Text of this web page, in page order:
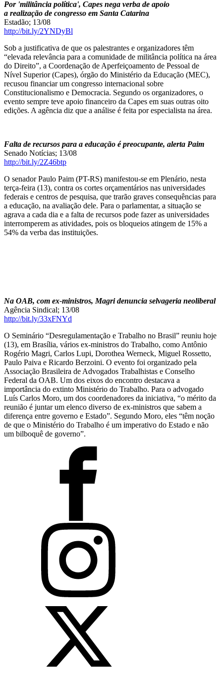
Por 'militância política', Capes nega verba de apoio
a realização de congresso em Santa Catarina
Estadão; 13/08
http://bit.ly/2YNDyBl
Sob a justificativa de que os palestrantes e organizadores têm
“elevada relevância para a comunidade de militância política na área
do Direito”, a Coordenação de Aperfeiçoamento de Pessoal de
Nível Superior (Capes), órgão do Ministério da Educação (MEC),
recusou financiar um congresso internacional sobre
Constitucionalismo e Democracia. Segundo os organizadores, o
evento sempre teve apoio financeiro da Capes em suas outras oito
edições. A agência diz que a análise é feita por especialista na área.
Falta de recursos para a educação é preocupante, alerta Paim
Senado Notícias; 13/08
http://bit.ly/2Z46btp
O senador Paulo Paim (PT-RS) manifestou-se em Plenário, nesta
terça-feira (13), contra os cortes orçamentários nas universidades
federais e centros de pesquisa, que trarão graves consequências para
a educação, na avaliação dele. Para o parlamentar, a situação se
agrava a cada dia e a falta de recursos pode fazer as universidades
interromperem as atividades, pois os bloqueios atingem de 15% a
54% da verba das instituições.
Na OAB, com ex-ministros, Magri denuncia selvageria neoliberal
Agência Sindical; 13/08
http://bit.ly/33xFNYd
O Seminário “Desregulamentação e Trabalho no Brasil” reuniu hoje
(13), em Brasília, vários ex-ministros do Trabalho, como Antônio
Rogério Magri, Carlos Lupi, Dorothea Werneck, Miguel Rossetto,
Paulo Paiva e Ricardo Berzoini. O evento foi organizado pela
Associação Brasileira de Advogados Trabalhistas e Conselho
Federal da OAB. Um dos eixos do encontro destacava a
importância do extinto Ministério do Trabalho. Para o advogado
Luís Carlos Moro, um dos coordenadores da iniciativa, “o mérito da
reunião é juntar um elenco diverso de ex-ministros que sabem a
diferença entre governo e Estado”. Segundo Moro, eles “têm noção
de que o Ministério do Trabalho é um imperativo do Estado e não
um bilboquê de governo”.